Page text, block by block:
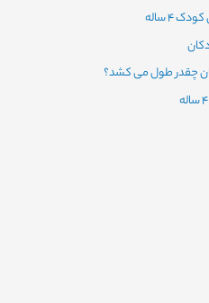
۴ ساله
چقدر طول می کشد؟